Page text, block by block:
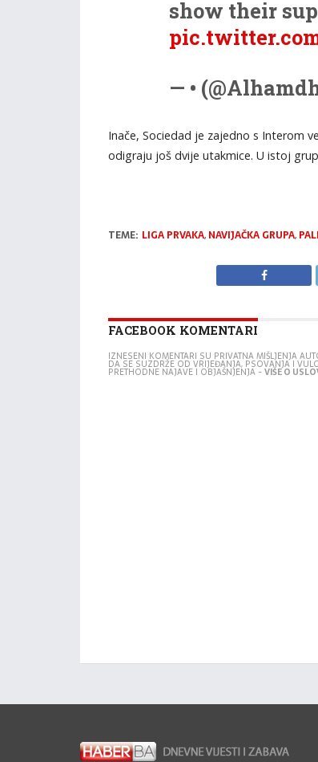
show their
— •
Inače, Sociedad je zajedno s Interom
odigraju još dvije utakmice. U istoj
TEME: LIGA PRVAKA, NAVIJAČKA GRUPA,
FACEBOOK KOMENTARI
IZNESENI KOMENTARI SU PRIVATNA MIŠLJENJA
DA SE SUZDRŽE OD VRIJEĐANJA, PSOVANJA I
PRETHODNE NAJAVE I OBJAŠNJENJA -VIŠE O